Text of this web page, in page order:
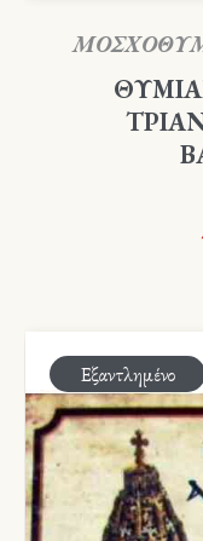
Εξαντλημένο